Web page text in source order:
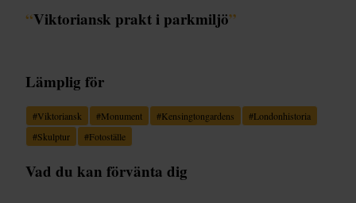
“Viktoriansk prakt i parkmiljö”
Lämplig för
#Viktoriansk #Monument #Kensingtongardens #Londonhistoria
#Skulptur #Fotoställe
Vad du kan förvänta dig